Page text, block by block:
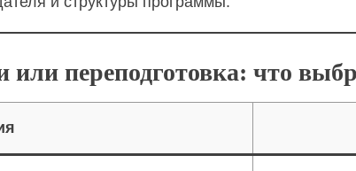
переподготовка: что